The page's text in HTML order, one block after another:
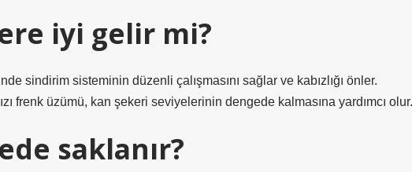
iyi gelir mi?
sindirim sisteminin düzenli çalışmasını sağlar ve kabızlığı önler.
frenk üzümü, kan şekeri seviyelerinin dengede kalmasına yardımcı olur.
saklanır?